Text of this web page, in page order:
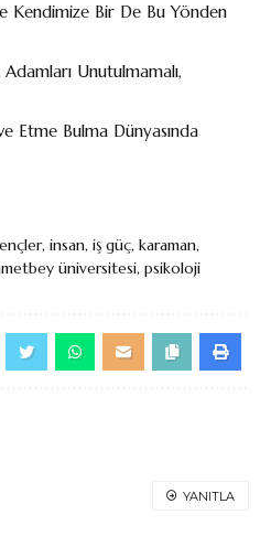
Kendimize Bir De Bu Yönden
Adamları Unutulmamalı,
Etme Bulma Dünyasında
, insan, iş güç, karaman,
üniversitesi, psikoloji
YANITLA